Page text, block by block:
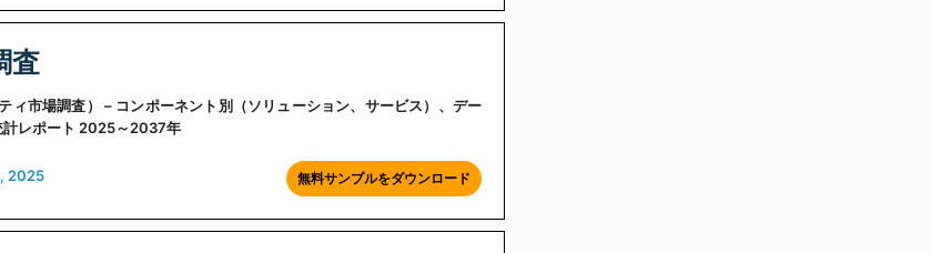
査
市場調査） – コンポーネント別（ソリューション、サービス）、デー
計レポート 2025～2037年
2025 無料サンプルをダウンロード